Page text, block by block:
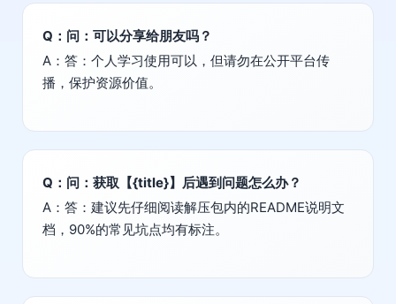
Q：问：可以分享给朋友吗？
A：答：个人学习使用可以，但请勿在公开平台传
播，保护资源价值。
Q：问：获取【{title}】后遇到问题怎么办？
A：答：建议先仔细阅读解压包内的README说明文
档，90%的常见坑点均有标注。